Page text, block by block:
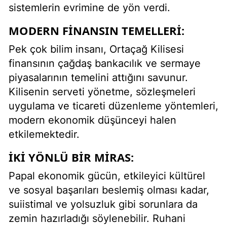
sistemlerin evrimine de yön verdi.
MODERN FINANSIN TEMELLERI:
Pek çok bilim insanı, Ortaçağ Kilisesi
finansının çağdaş bankacılık ve sermaye
piyasalarının temelini attığını savunur.
Kilisenin serveti yönetme, sözleşmeleri
uygulama ve ticareti düzenleme yöntemleri,
modern ekonomik düşünceyi halen
etkilemektedir.
İKI YÖNLÜ BİR MIRAS:
Papal ekonomik gücün, etkileyici kültürel
ve sosyal başarıları beslemiş olması kadar,
suiistimal ve yolsuzluk gibi sorunlara da
zemin hazırladığı söylenebilir. Ruhani